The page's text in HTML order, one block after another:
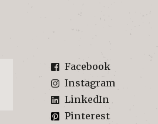
Facebook
Instagram
LinkedIn
Pinterest